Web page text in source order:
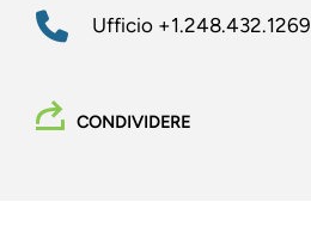
Ufficio +1.248.432.1269
CONDIVIDERE